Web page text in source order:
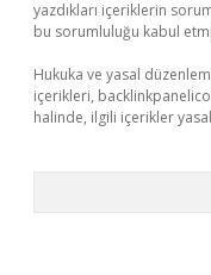
yazdıkları içeriklerin
bu sorumluluğu kabul
Hukuka ve yasal
içerikleri,
halinde, ilgili içerikler